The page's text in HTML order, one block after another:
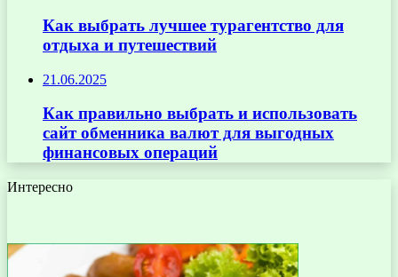
Как выбрать лучшее турагентство для
отдыха и путешествий
21.06.2025
Как правильно выбрать и использовать
сайт обменника валют для выгодных
финансовых операций
Интересно